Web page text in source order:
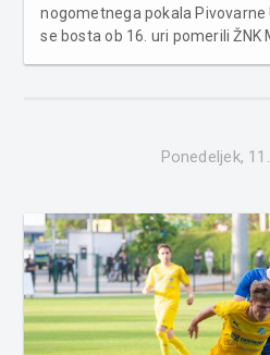
nogometnega pokala Pivovarne
se bosta ob 16. uri pomerili ŽNK
Ponedeljek,